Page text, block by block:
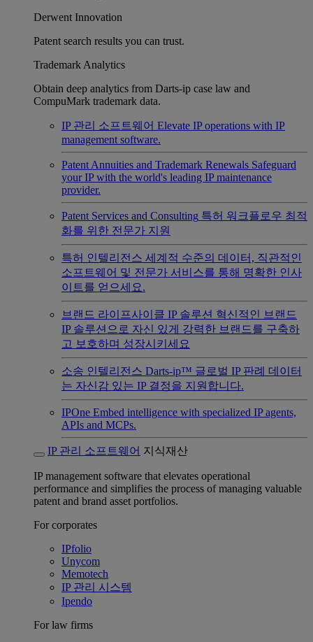
Derwent Innovation
Patent search results you can trust.
Trademark Analytics
Obtain deep analytics from Darts-ip case law and
CompuMark trademark data.
IP 관리 소프트웨어 Elevate IP operations with IP
management software.
Patent Annuities and Trademark Renewals Safeguard
your IP with the world's leading IP maintenance
provider.
Patent Services and Consulting 특허 워크플로우 최적
화를 위한 전문가 지원
특허 인텔리전스 세계적 수준의 데이터, 직관적인
소프트웨어 및 전문가 서비스를 통해 명확한 인사
이트를 얻으세요.
브랜드 라이프사이클 IP 솔루션 혁신적인 브랜드
IP 솔루션으로 자신 있게 강력한 브랜드를 구축하
고 보호하며 성장시키세요
소송 인텔리전스 Darts-ip™ 글로벌 IP 판례 데이터
는 자신감 있는 IP 결정을 지원합니다.
IPOne Embed intelligence with specialized IP agents,
APIs and MCPs.
IP 관리 소프트웨어 지식재산
IP management software that elevates operational
performance and simplifies the process of managing valuable
patent and brand asset portfolios.
For corporates
IPfolio
Unycom
Memotech
IP 관리 시스템
Ipendo
For law firms